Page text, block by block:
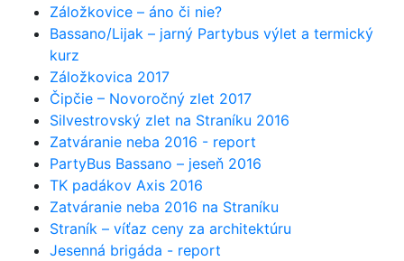
Záložkovice – áno či nie?
Bassano/Lijak – jarný Partybus výlet a termický
kurz
Záložkovica 2017
Čipčie – Novoročný zlet 2017
Silvestrovský zlet na Straníku 2016
Zatváranie neba 2016 - report
PartyBus Bassano – jeseň 2016
TK padákov Axis 2016
Zatváranie neba 2016 na Straníku
Straník – víťaz ceny za architektúru
Jesenná brigáda - report